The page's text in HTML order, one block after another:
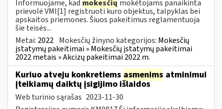
Informuojame, kad mokesčių mokėtojams panaikinta
prievolė VMI[1] registruoti kuro objektus, talpyklas bei
apskaitos priemones. Šiuos pakeitimus reglamentuoja
šie teisės...
Metai: 2022 Mokesčių žinyno kategorijos: Mokesčių
įstatymų pakeitimai » Mokesčių įstatymų pakeitimai
2022 metais » Akcizų pakeitimai 2022 m.
Kuriuo atveju konkretiems asmenims atminimui
įteikiamų daiktų įsigijimo išlaidos
Web turinio sąrašas 2023-11-30